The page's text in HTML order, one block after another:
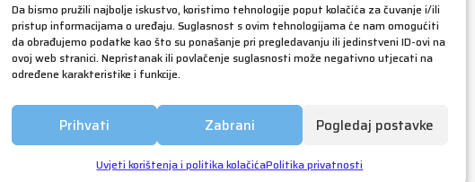
Da bismo pružili najbolje iskustvo, koristimo tehnologije poput kolačića za čuvanje i/ili
pristup informacijama o uređaju. Suglasnost s ovim tehnologijama će nam omogućiti
da obrađujemo podatke kao što su ponašanje pri pregledavanju ili jedinstveni ID-ovi na
ovoj web stranici. Nepristanak ili povlačenje suglasnosti može negativno utjecati na
određene karakteristike i funkcije.
Prihvati Zabrani Pogledaj postavke
Uvjeti korištenja i politika kolačićaPolitika privatnosti
srpanj 2018
lipanj 2018
svibanj 2018
ožujak 2018
siječanj 2018
prosinac 2017